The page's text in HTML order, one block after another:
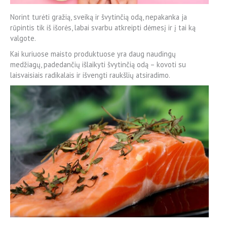
Norint turėti gražią, sveiką ir švytinčią odą, nepakanka ja
rūpintis tik iš išorės, labai svarbu atkreipti dėmesį ir į tai ką
valgote.
Kai kuriuose maisto produktuose yra daug naudingų
medžiagų, padedančių išlaikyti švytinčią odą – kovoti su
laisvaisiais radikalais ir išvengti raukšlių atsiradimo.